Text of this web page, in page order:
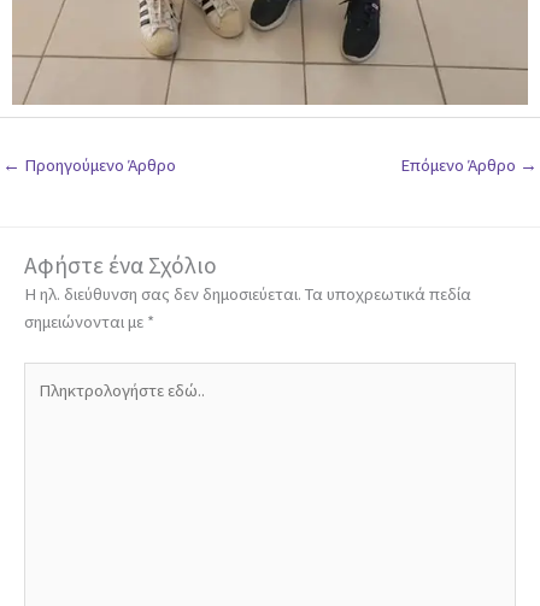
← Προηγούμενο Άρθρο Επόμενο Άρθρο →
Αφήστε ένα Σχόλιο
Η ηλ. διεύθυνση σας δεν δημοσιεύεται. Τα υποχρεωτικά πεδία
σημειώνονται με *
εδώ..